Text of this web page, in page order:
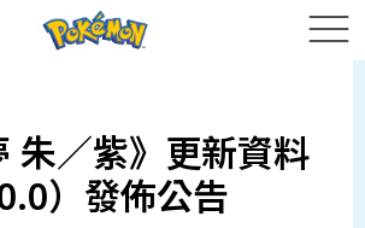
朱／紫》更新資料
）發佈公告